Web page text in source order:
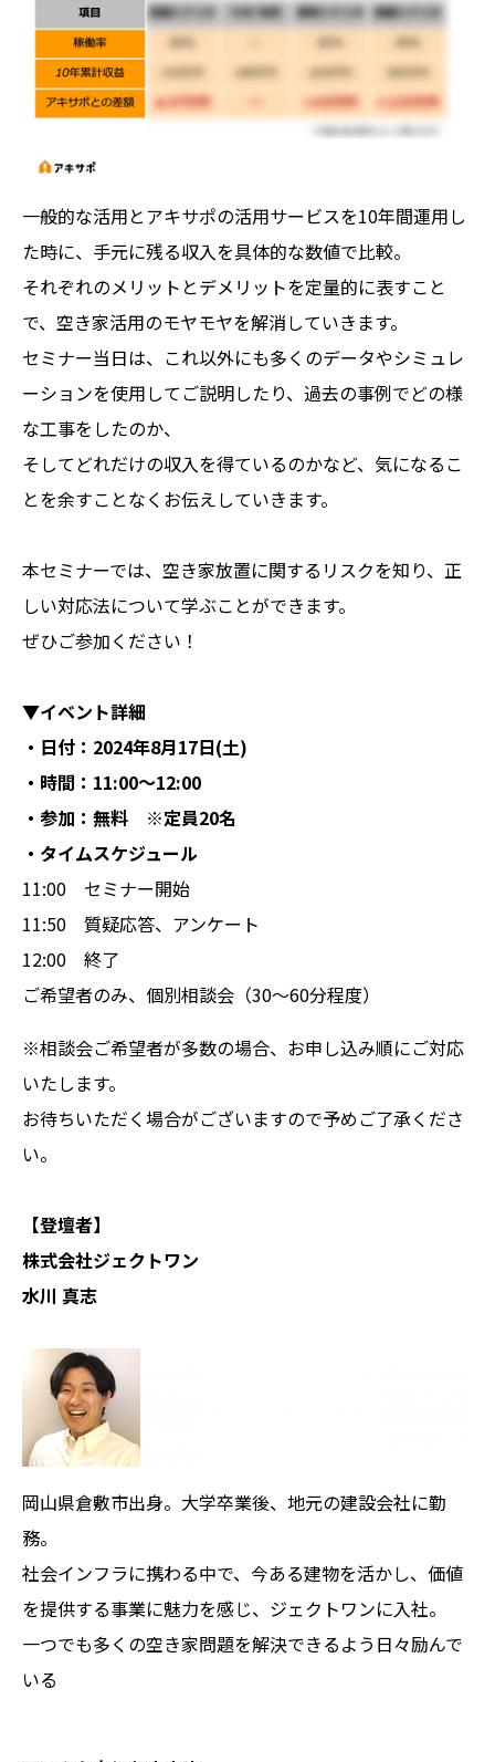
一般的な活用とアキサポの活用サービスを10年間運用し
た時に、手元に残る収入を具体的な数値で比較。
それぞれのメリットとデメリットを定量的に表すこと
で、空き家活用のモヤモヤを解消していきます。
セミナー当日は、これ以外にも多くのデータやシミュレ
ーションを使用してご説明したり、過去の事例でどの様
な工事をしたのか、
そしてどれだけの収入を得ているのかなど、気になるこ
とを余すことなくお伝えしていきます。
本セミナーでは、空き家放置に関するリスクを知り、正
しい対応法について学ぶことができます。
ぜひご参加ください！
▼イベント詳細
・日付：2024年8月17日(土)
・時間：11:00〜12:00
・参加：無料 ※定員20名
・タイムスケジュール
11:00 セミナー開始
11:50 質疑応答、アンケート
12:00 終了
ご希望者のみ、個別相談会（30～60分程度）
※相談会ご希望者が多数の場合、お申し込み順にご対応
いたします。
お待ちいただく場合がございますので予めご了承くださ
い。
【登壇者】
株式会社ジェクトワン
水川 真志
岡山県倉敷市出身。大学卒業後、地元の建設会社に勤
務。
社会インフラに携わる中で、今ある建物を活かし、価値
を提供する事業に魅力を感じ、ジェクトワンに入社。
一つでも多くの空き家問題を解決できるよう日々励んで
いる